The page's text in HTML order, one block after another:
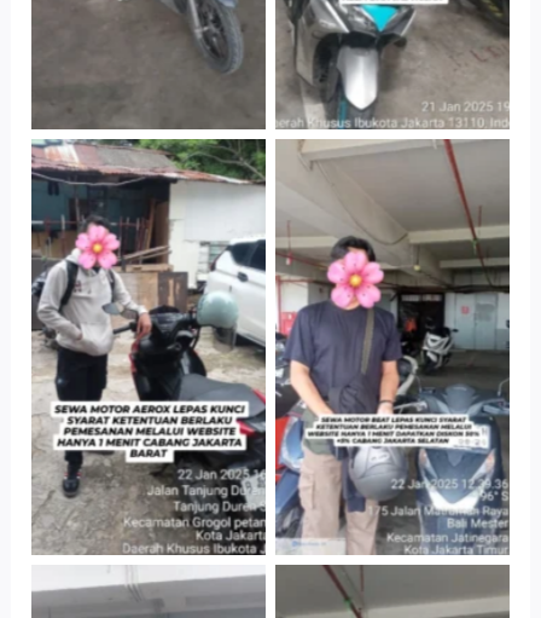
Cabang Jakarta
Barat
Cityplaza
Jatinegara Gedung
Parkir P6A